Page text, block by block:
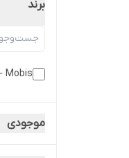
برند
Mobis
موجودی